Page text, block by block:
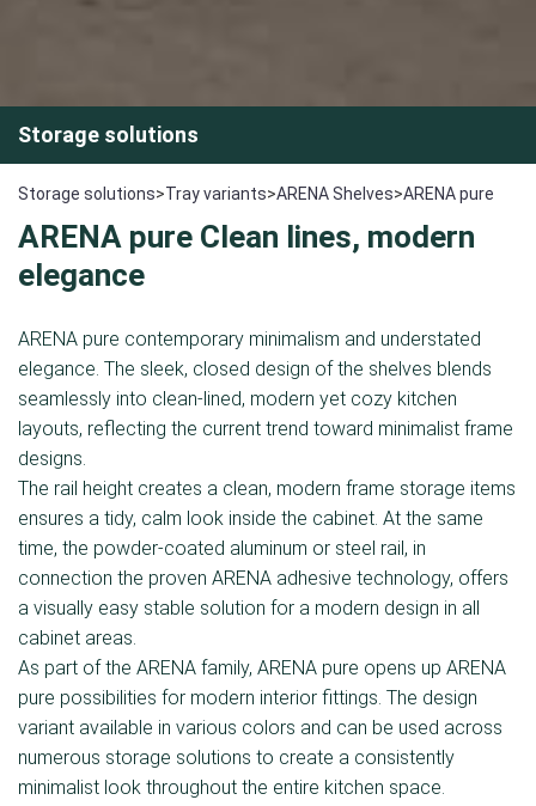
Storage solutions
Storage solutions>Tray variants>ARENA Shelves>ARENA pure
ARENA pure Clean lines, modern
elegance
ARENA pure contemporary minimalism and understated
elegance. The sleek, closed design of the shelves blends
seamlessly into clean-lined, modern yet cozy kitchen
layouts, reflecting the current trend toward minimalist frame
designs.
The rail height creates a clean, modern frame storage items
ensures a tidy, calm look inside the cabinet. At the same
time, the powder-coated aluminum or steel rail, in
connection the proven ARENA adhesive technology, offers
a visually easy stable solution for a modern design in all
cabinet areas.
As part of the ARENA family, ARENA pure opens up ARENA
pure possibilities for modern interior ﬁttings. The design
variant available in various colors and can be used across
numerous storage solutions to create a consistently
minimalist look throughout the entire kitchen space.